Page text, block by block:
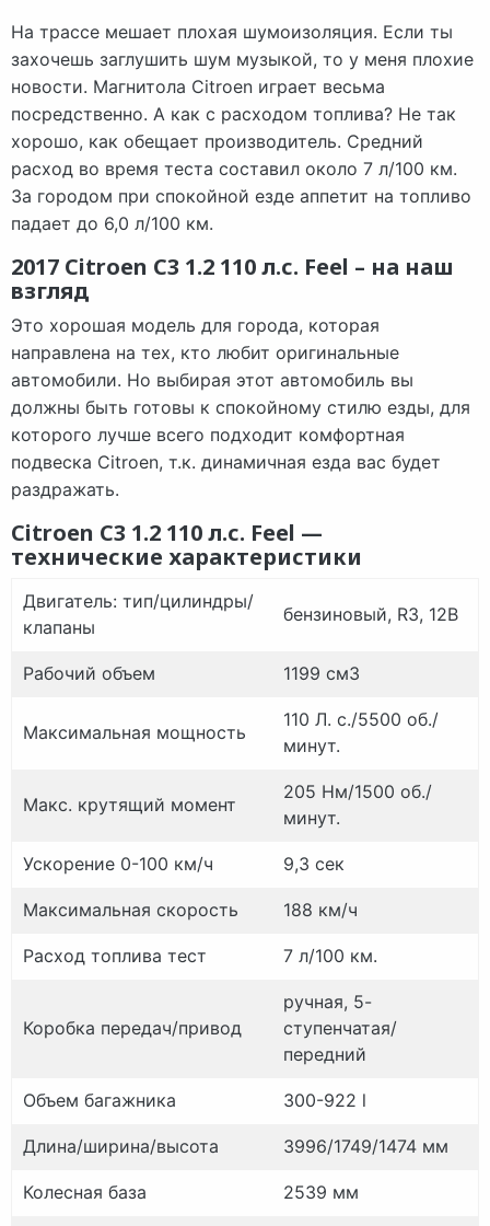
На трассе мешает плохая шумоизоляция. Если ты
захочешь заглушить шум музыкой, то у меня плохие
новости. Магнитола Citroen играет весьма
посредственно. А как с расходом топлива? Не так
хорошо, как обещает производитель. Средний
расход во время теста составил около 7 л/100 км.
За городом при спокойной езде аппетит на топливо
падает до 6,0 л/100 км.
2017 Citroen C3 1.2 110 л.с. Feel – на наш
взгляд
Это хорошая модель для города, которая
направлена на тех, кто любит оригинальные
автомобили. Но выбирая этот автомобиль вы
должны быть готовы к спокойному стилю езды, для
которого лучше всего подходит комфортная
подвеска Citroen, т.к. динамичная езда вас будет
раздражать.
Citroen C3 1.2 110 л.с. Feel —
технические характеристики
Двигатель: тип/цилиндры/
клапаны
бензиновый, R3, 12В
Рабочий объем 1199 см3
Максимальная мощность
110 Л. с./5500 об./
минут.
Макс. крутящий момент
205 Нм/1500 об./
минут.
Ускорение 0-100 км/ч 9,3 сек
Максимальная скорость 188 км/ч
Расход топлива тест 7 л/100 км.
Коробка передач/привод
ручная, 5-
ступенчатая/
передний
Объем багажника 300-922 l
Длина/ширина/высота 3996/1749/1474 мм
Колесная база 2539 мм